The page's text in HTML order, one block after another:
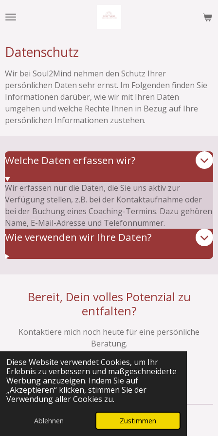
Diese Website verwendet Cookies, um Ihr
Erlebnis zu verbessern und maßgeschneiderte
Werbung anzuzeigen. Indem Sie auf
„Akzeptieren“ klicken, stimmen Sie der
Verwendung aller Cookies zu.
Ablehnen Zustimmen
Hauptinhalt
Datenschutz
Wir bei Soul2Mind nehmen den Schutz Ihrer
persönlichen Daten sehr ernst. Im Folgenden finden Sie
Informationen darüber, wie wir mit Ihren Daten
umgehen und welche Rechte Ihnen in Bezug auf Ihre
persönlichen Informationen zustehen.
Welche Daten erfassen wir?
Wir erfassen nur die Daten, die Sie uns aktiv zur
Verfügung stellen, z.B. bei der Kontaktaufnahme oder
bei der Buchung eines Coaching-Termins. Dazu gehören
Name, E-Mail-Adresse und Telefonnummer.
Wie verwenden wir Ihre Daten?
Bereit, Dein volles Potenzial zu
entfalten?
Kontaktiere mich noch heute für eine persönliche
Beratung.
Jetzt kontaktieren
© 2024 - 2026 www.soul2mind.de